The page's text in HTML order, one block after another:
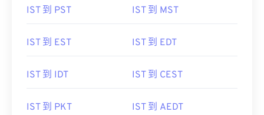
IST 到 PST IST 到 MST
IST 到 EST IST 到 EDT
IST 到 IDT IST 到 CEST
IST 到 PKT IST 到 AEDT